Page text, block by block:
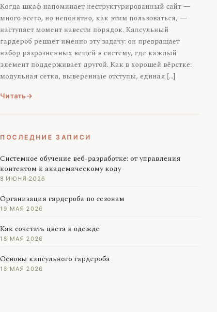
Когда шкаф напоминает неструктурированный сайт —
много всего, но непонятно, как этим пользоваться, —
наступает момент навести порядок. Капсульный
гардероб решает именно эту задачу: он превращает
набор разрозненных вещей в систему, где каждый
элемент поддерживает другой. Как в хорошей вёрстке:
модульная сетка, выверенные отступы, единая […]
Читать
ПОСЛЕДНИЕ ЗАПИСИ
Системное обучение веб-разработке: от управления
контентом к академическому коду
8 ИЮНЯ 2026
Организация гардероба по сезонам
19 МАЯ 2026
Как сочетать цвета в одежде
18 МАЯ 2026
Основы капсульного гардероба
18 МАЯ 2026